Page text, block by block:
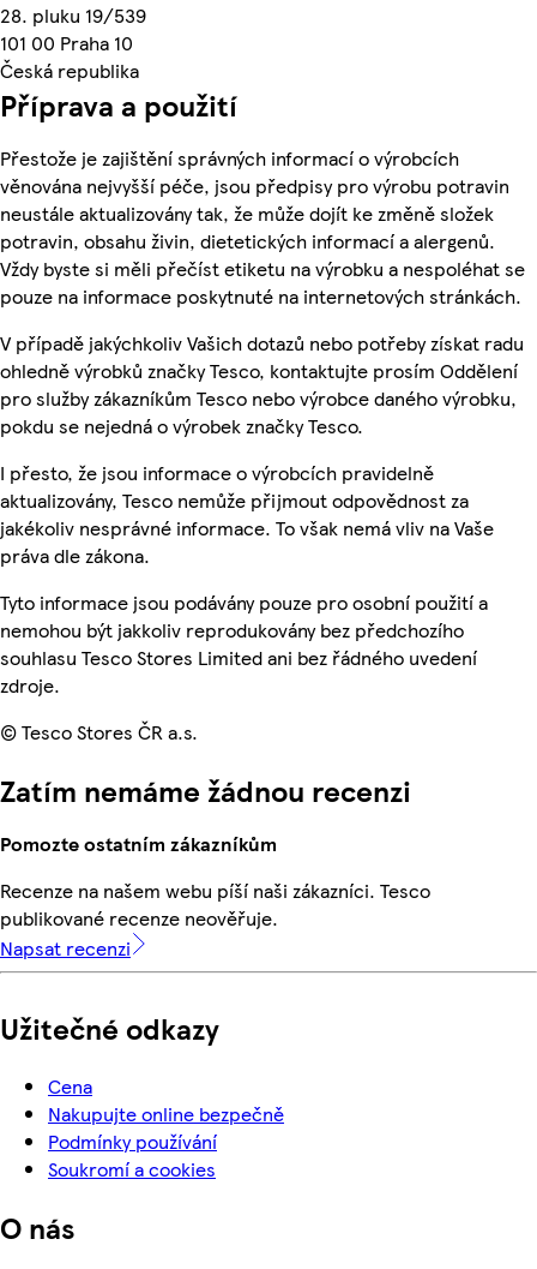
28. pluku 19/539
101 00 Praha 10
Česká republika
Příprava a použití
Přestože je zajištění správných informací o výrobcích
věnována nejvyšší péče, jsou předpisy pro výrobu potravin
neustále aktualizovány tak, že může dojít ke změně složek
potravin, obsahu živin, dietetických informací a alergenů.
Vždy byste si měli přečíst etiketu na výrobku a nespoléhat se
pouze na informace poskytnuté na internetových stránkách.
V případě jakýchkoliv Vašich dotazů nebo potřeby získat radu
ohledně výrobků značky Tesco, kontaktujte prosím Oddělení
pro služby zákazníkům Tesco nebo výrobce daného výrobku,
pokdu se nejedná o výrobek značky Tesco.
I přesto, že jsou informace o výrobcích pravidelně
aktualizovány, Tesco nemůže přijmout odpovědnost za
jakékoliv nesprávné informace. To však nemá vliv na Vaše
práva dle zákona.
Tyto informace jsou podávány pouze pro osobní použití a
nemohou být jakkoliv reprodukovány bez předchozího
souhlasu Tesco Stores Limited ani bez řádného uvedení
zdroje.
© Tesco Stores ČR a.s.
Zatím nemáme žádnou recenzi
Pomozte ostatním zákazníkům
Recenze na našem webu píší naši zákazníci. Tesco
publikované recenze neověřuje.
Napsat recenzi
Užitečné odkazy
Cena
Nakupujte online bezpečně
Podmínky používání
Soukromí a cookies
O nás